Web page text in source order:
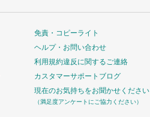
免責・コピーライト
ヘルプ・お問い合わせ
利用規約違反に関するご連絡
カスタマーサポートブログ
現在のお気持ちをお聞かせください
（満足度アンケートにご協力ください）